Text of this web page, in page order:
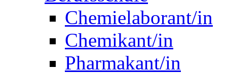
Chemielaborant/in
Chemikant/in
Pharmakant/in